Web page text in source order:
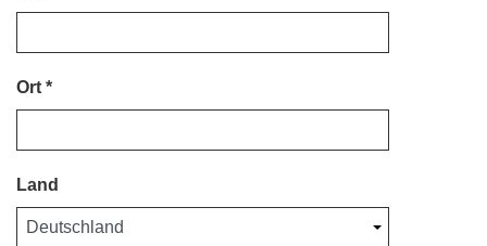
Ort
Land